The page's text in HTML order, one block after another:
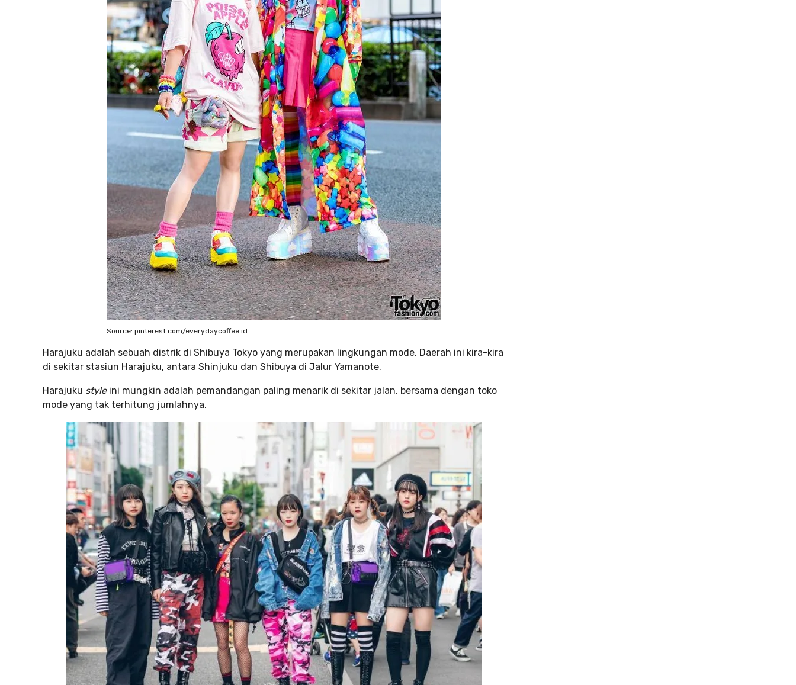
Source: pinterest.com/everydaycoffee.id
Harajuku adalah sebuah distrik di Shibuya Tokyo yang merupakan lingkungan mode. Daerah ini kira-kira
di sekitar stasiun Harajuku, antara Shinjuku dan Shibuya di Jalur Yamanote.
Harajuku styleini mungkin adalah pemandangan paling menarik di sekitar jalan, bersama dengan toko
mode yang tak terhitung jumlahnya.